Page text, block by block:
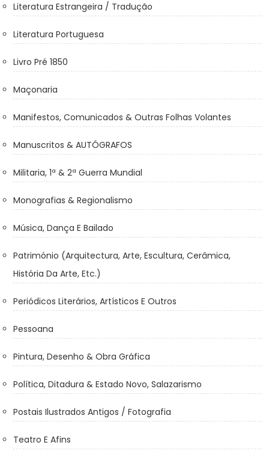
Literatura Estrangeira / Tradução
Literatura Portuguesa
Livro Pré 1850
Maçonaria
Manifestos, Comunicados & Outras Folhas Volantes
Manuscritos & AUTÓGRAFOS
Militaria, 1ª & 2ª Guerra Mundial
Monografias & Regionalismo
Música, Dança E Bailado
Património (Arquitectura, Arte, Escultura, Cerâmica,
História Da Arte, Etc.)
Periódicos Literários, Artísticos E Outros
Pessoana
Pintura, Desenho & Obra Gráfica
Política, Ditadura & Estado Novo, Salazarismo
Postais Ilustrados Antigos / Fotografia
Teatro E Afins